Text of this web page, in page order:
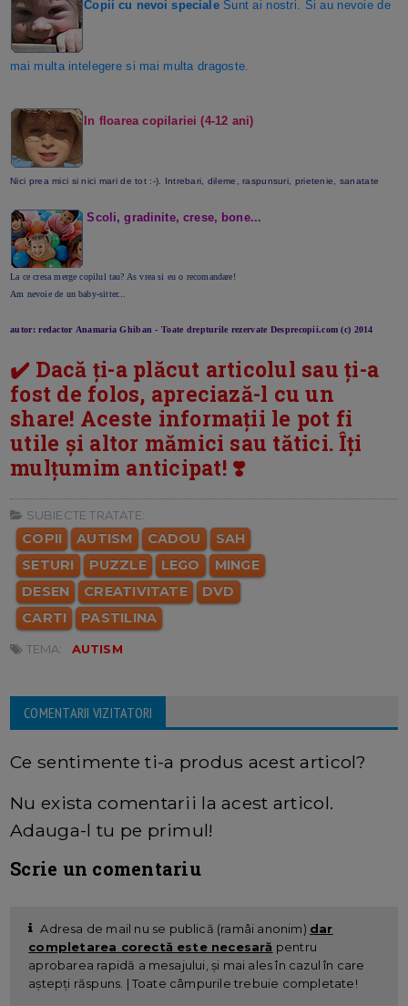
Copii cu nevoi speciale Sunt ai nostri. Si au nevoie de
mai multa intelegere si mai multa dragoste.
In floarea copilariei (4-12 ani)
Nici prea mici si nici mari de tot :-). Intrebari, dileme, raspunsuri, prietenie, sanatate
Scoli, gradinite, crese, bone...
La ce cresa merge copilul tau? As vrea si eu o recomandare!
Am nevoie de un baby-sitter...
autor: redactor Anamaria Ghiban - Toate drepturile rezervate Desprecopii.com (c) 2014
✔️ Dacă ți-a plăcut articolul sau ți-a
fost de folos, apreciază-l cu un
share! Aceste informații le pot fi
utile și altor mămici sau tătici. Îți
mulțumim anticipat! ❣️
SUBIECTE TRATATE:
COPII AUTISM CADOU
SAH
SETURI
PUZZLE LEGO
MINGE
DESEN
CREATIVITATE
DVD
CARTI
PASTILINA
TEMA: AUTISM
COMENTARII VIZITATORI
Ce sentimente ti-a produs acest articol?
Nu exista comentarii la acest articol.
Adauga-l tu pe primul!
Scrie un comentariu
Adresa de mail nu se publică (ramâi anonim) dar
completarea corectă este necesară pentru
aprobarea rapidă a mesajului, și mai ales în cazul în care
aștepți răspuns. | Toate câmpurile trebuie completate!